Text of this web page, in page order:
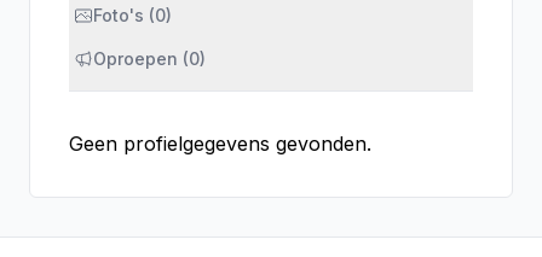
Foto's (0)
Oproepen (0)
Geen profielgegevens gevonden.